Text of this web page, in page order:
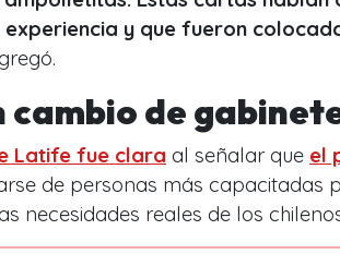
experiencia y que fueron
cambio de
Latife fue clara al señalar que el
de personas más capacitadas
necesidades reales de los